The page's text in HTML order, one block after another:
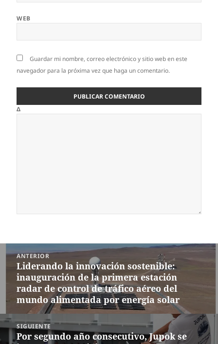
WEB
Guardar mi nombre, correo electrónico y sitio web en este
navegador para la próxima vez que haga un comentario.
Δ
entradas
ANTERIOR
Entrada
anterior:
Liderando la innovación sostenible:
inauguración de la primera estación
radar de control de tráfico aéreo del
mundo alimentada por energía solar
SIGUIENTE
Siguiente
Por segundo año consecutivo, Jupok se